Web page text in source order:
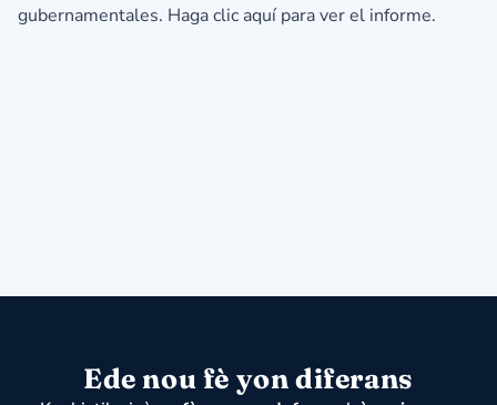
gubernamentales. Haga clic aquí para ver el informe.
Ede nou fè yon diferans